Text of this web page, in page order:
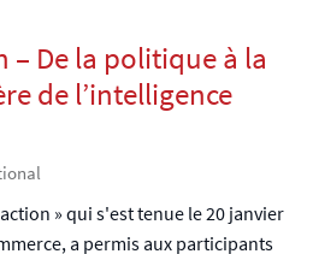
– De la politique à la
de l’intelligence
» qui s'est tenue le 20 janvier
a permis aux participants